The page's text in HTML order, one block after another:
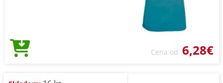
Cena od 6,28€